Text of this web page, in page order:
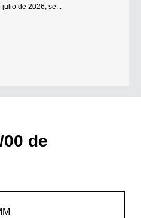
julio de 2026, se...
00 de